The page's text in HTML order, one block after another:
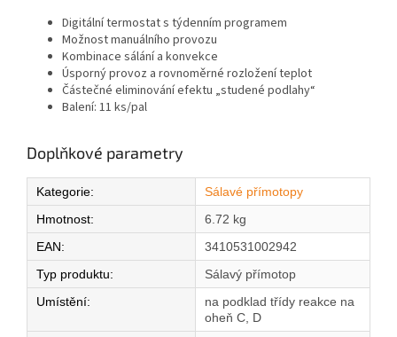
Digitální termostat s týdenním programem
Možnost manuálního provozu
Kombinace sálání a konvekce
Úsporný provoz a rovnoměrné rozložení teplot
Částečné eliminování efektu „studené podlahy“
Balení: 11 ks/pal
Doplňkové parametry
Kategorie:
Sálavé přímotopy
Hmotnost:
6.72 kg
EAN:
3410531002942
Typ produktu:
Sálavý přímotop
Umístění:
na podklad třídy reakce na
oheň C, D